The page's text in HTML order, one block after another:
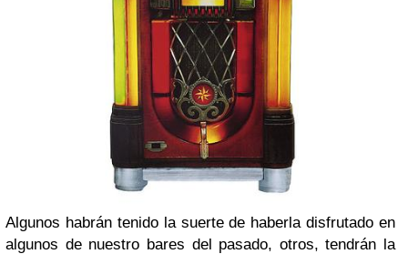
Algunos habrán tenido la suerte de haberla disfrutado en
algunos de nuestro bares del pasado, otros, tendrán la